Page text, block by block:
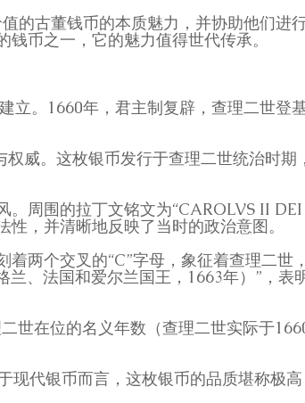
的古董钱币的本质魅力，并协助他们进
币之一，它的魅力值得世代传承。
立。1660年，君主制复辟，查理二世登
威。这枚银币发行于查理二世统治时期
周围的拉丁文铭文为“CAROLVS II
，并清晰地反映了当时的政治意图。
两个交叉的“C”字母，象征着查理二世
、法国和爱尔兰国王，1663年）”，表
世在位的名义年数（查理二世实际于
现代银币而言，这枚银币的品质堪称极